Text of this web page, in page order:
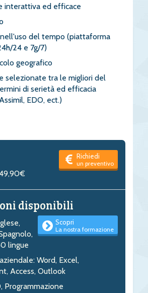
interattiva ed efficace
del tempo (piattaforma
24 e 7g/7)
geografico
selezionate tra le migliori del
di serietà ed efficacia
EDO, ect.)
Richiedi
un preventivo
disponibili
Scopri
La nostra formazione
lingue
Word, Excel,
Access, Outlook
Programmazione